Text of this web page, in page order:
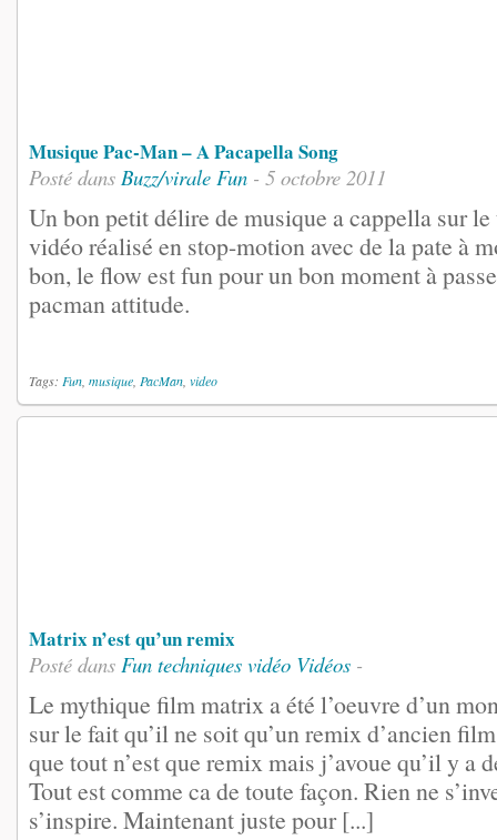
Musique Pac-Man – A Pacapella Song
Posté dans Buzz/virale Fun - 5 octobre 2011
Un bon petit délire de musique a cappella sur
vidéo réalisé en stop-motion avec de la pate à
bon, le flow est fun pour un bon moment à
pacman attitude.
Tags: Fun musique PacMan video
Matrix n’est qu’un remix
Posté dans Fun techniques vidéo Vidéos -
Le mythique film matrix a été l’oeuvre d’un
sur le fait qu’il ne soit qu’un remix d’ancien
que tout n’est que remix mais j’avoue qu’il y a
Tout est comme ca de toute façon. Rien ne
s’inspire. Maintenant juste pour [...]